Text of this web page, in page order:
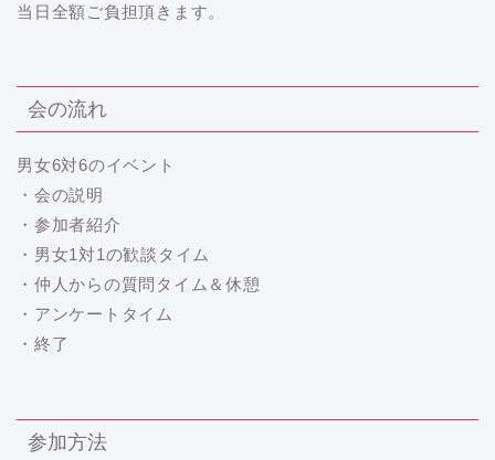
当日全額ご負担頂きます。
会の流れ
男女6対6のイベント
・会の説明
・参加者紹介
・男女1対1の歓談タイム
・仲人からの質問タイム＆休憩
・アンケートタイム
・終了
参加方法